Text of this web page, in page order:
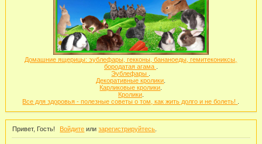
Домашние ящерицы: эублефары, гекконы, бананоеды, гемитекониксы,
бородатая агама
Эублефары
Декоративные кролики
Карликовые кролики
Кролики.
Все для здоровья - полезные советы о том, как жить долго и не болеть!
Привет, Гость! Войдите илизарегистрируйтесь